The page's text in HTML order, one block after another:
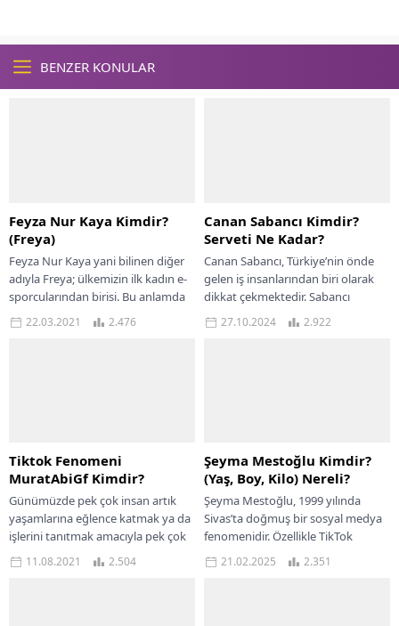
BENZER KONULAR
Feyza Nur Kaya Kimdir?
(Freya)
Feyza Nur Kaya yani bilinen diğer
adıyla Freya; ülkemizin ilk kadın e-
sporcularından birisi. Bu anlamda
oldukça ilgi gören bir internet...
22.03.2021 2.476
Canan Sabancı Kimdir?
Serveti Ne Kadar?
Canan Sabancı, Türkiye’nin önde
gelen iş insanlarından biri olarak
dikkat çekmektedir. Sabancı
ailesinin önemli bir üyesi olan
Canan Sabancı, eğitim...
27.10.2024 2.922
Tiktok Fenomeni
MuratAbiGf Kimdir?
Günümüzde pek çok insan artık
yaşamlarına eğlence katmak ya da
işlerini tanıtmak amacıyla pek çok
video çekerek takipçileri ile
paylaşımlarda...
11.08.2021 2.504
Şeyma Mestoğlu Kimdir?
(Yaş, Boy, Kilo) Nereli?
Şeyma Mestoğlu, 1999 yılında
Sivas’ta doğmuş bir sosyal medya
fenomenidir. Özellikle TikTok
platformunda paylaştığı içeriklerle
geniş bir takipçi kitlesine ulaşmış...
21.02.2025 2.351